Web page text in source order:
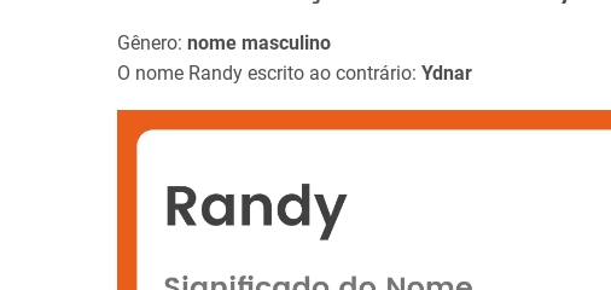
Gênero: nome masculino
O nome Randy escrito ao contrário: Ydnar